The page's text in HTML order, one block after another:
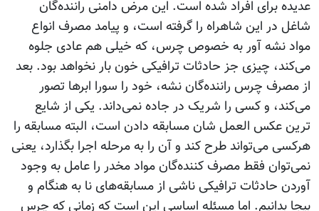
عدیده برای افراد شده است. این مرض دامنی راننده‌گان
شاغل در این شاهراه را گرفته است، و پیامد مصرف انواع
مواد نشه آور به خصوص چرس، که خیلی هم عادی جلوه
می‌کند، چیزی جز حادثات ترافیکی خون بار نخواهد بود. بعد
از مصرف چرس راننده‌گان نشه، خود را سورا ابرها تصور
می‌کند، و کسی را شریک در جاده نمی‌داند. یکی از شایع
ترین عکس العمل شان مسابقه دادن است،‌ البته مسابقه را
هرکسی می‌تواند طرح کند و آن را به مرحله اجرا بگذارد، یعنی
نمی‌توان فقط مصرف کننده‌گان مواد مخدر‌ را عامل به وجود
آوردن حادثات ترافیکی ناشی از مسابقه‌های نا به هنگام و
بیجا بدانیم. اما مسئله اساسی این است که زمانی که چرس